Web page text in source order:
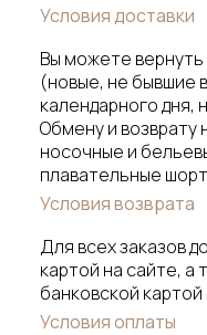
Условия доставки
Вы можете
(новые, не бывшие
календарного дня,
Обмену и возврату
носочные и
плавательные
Условия возврата
Для всех заказов
картой на сайте, а
банковской
Условия оплаты